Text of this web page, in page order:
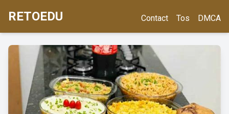
RETOEDU Contact Tos DMCA